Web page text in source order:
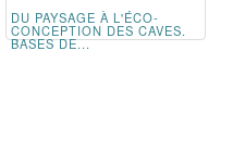
DU PAYSAGE À L'ÉCO-
CONCEPTION DES CAVES.
BASES DE...